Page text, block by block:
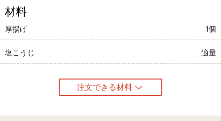
材料
厚揚げ 1個
塩こうじ 適量
注文できる材料